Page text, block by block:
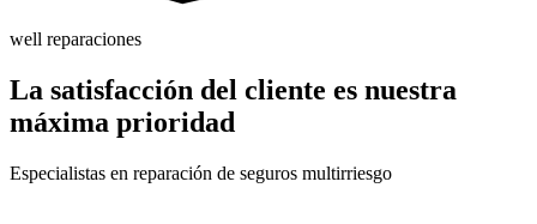
well reparaciones
La satisfacción del cliente es nuestra
máxima prioridad
Especialistas en reparación de seguros multirriesgo